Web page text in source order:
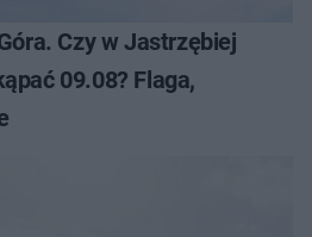
Czy w Jastrzębiej
09.08? Flaga,